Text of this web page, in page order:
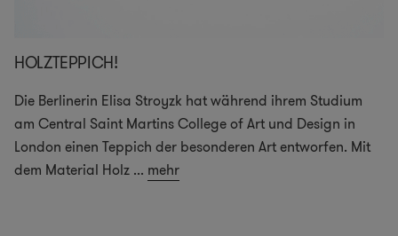
HOLZTEPPICH!
Die Berlinerin Elisa Stroyzk hat während ihrem Studium
am Central Saint Martins College of Art und Design in
London einen Teppich der besonderen Art entworfen. Mit
dem Material Holz ... mehr